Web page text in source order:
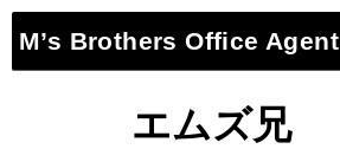
M’s Brothers Office Agent
エムズ兄